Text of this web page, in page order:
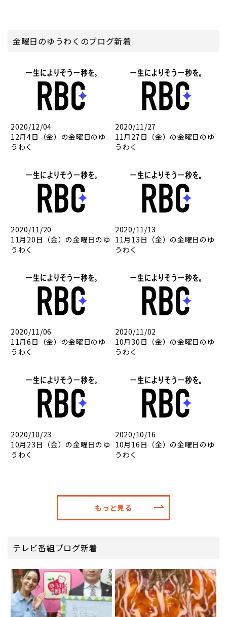
金曜日のゆうわくのブログ新着
2020/12/04
12月4日（金）の金曜日のゆ
うわく
2020/11/27
11月27日（金）の金曜日のゆ
うわく
2020/11/20
11月20日（金）の金曜日のゆ
うわく
2020/11/13
11月13日（金）の金曜日のゆ
うわく
2020/11/06
11月6日（金）の金曜日のゆ
うわく
2020/11/02
10月30日（金）の金曜日のゆ
うわく
2020/10/23
10月23日（金）の金曜日のゆ
うわく
2020/10/16
10月16日（金）の金曜日のゆ
うわく
もっと見る
テレビ番組ブログ新着